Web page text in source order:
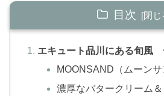
目次
エキュート品川にある旬風
MOONSAND（ムーンサ
濃厚なバタークリーム